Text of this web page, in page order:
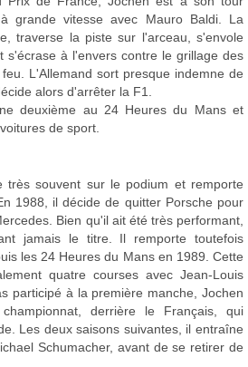
grande vitesse avec Mauro Baldi. La
traverse la piste sur l'arceau, s'envole
s'écrase à l'envers contre le grillage des
L'Allemand sort presque indemne de
alors d'arrêter la F1.
deuxième au 24 Heures du Mans et
de sport.
très souvent sur le podium et remporte
1988, il décide de quitter Porsche pour
Bien qu'il ait été très performant,
jamais le titre. Il remporte toutefois
les 24 Heures du Mans en 1989. Cette
quatre courses avec Jean-Louis
participé à la première manche, Jochen
derrière le Français, qui
Les deux saisons suivantes, il entraîne
Schumacher, avant de se retirer de